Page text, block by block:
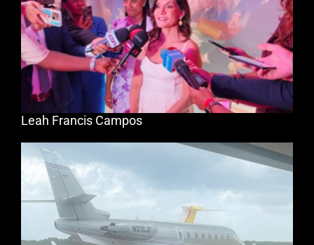
Leah Francis Campos